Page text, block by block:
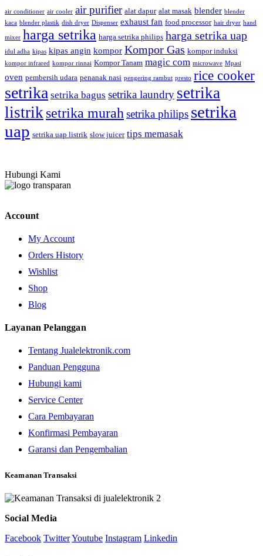
air conditioner air cooler air purifier alat dapur alat masak blender blender
kaca blender plastik dish dryer Dispenser exhaust fan food processor hair dryer hand
mixer harga setrika harga setrika philips harga setrika uap
idul adha kipas kipas angin kompor Kompor Gas kompor induksi
kompor infrared kompor rinnai Kompor Tanam magic com microwave Mpasi
oven pembersih udara penanak nasi pengering rambut presto rice cooker
setrika setrika bagus setrika laundry setrika
listriksetrika murah setrika philips setrika
uap setrika uap listrik slow juicer tips memasak
Hubungi Kami
Account
My Account
Orders History
Wishlist
Shop
Blog
Layanan Pelanggan
Tentang Jualelektronik.com
Panduan Pengguna
Hubungi kami
Service Center
Cara Pembayaran
Konfirmasi Pembayaran
Garansi dan Pengembalian
Keamanan Transaksi
Social Media
Facebook TwitterYoutube Instagram Linkedin